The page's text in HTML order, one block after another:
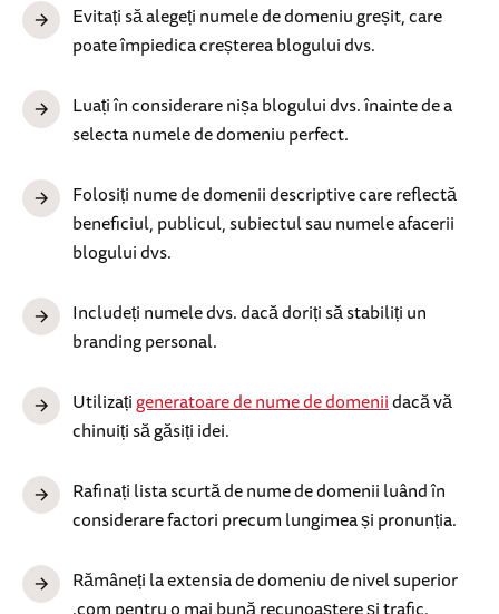
Evitați să alegeți numele de domeniu greșit, care
poate împiedica creșterea blogului dvs.
Luați în considerare nișa blogului dvs. înainte de a
selecta numele de domeniu perfect.
Folosiți nume de domenii descriptive care reflectă
beneficiul, publicul, subiectul sau numele afacerii
blogului dvs.
Includeți numele dvs. dacă doriți să stabiliți un
branding personal.
Utilizațigeneratoare de nume de domeniidacă vă
chinuiți să găsiți idei.
Rafinați lista scurtă de nume de domenii luând în
considerare factori precum lungimea și pronunția.
Rămâneți la extensia de domeniu de nivel superior